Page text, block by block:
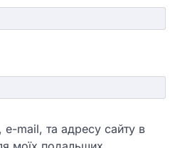
e-mail, та адресу сайту в